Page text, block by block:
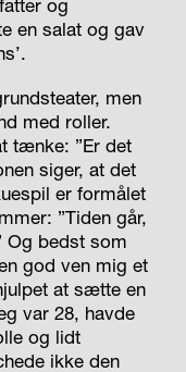
en salat og gav
men
med roller.
tænke: ”Er det
siger, at det
er formålet
”Tiden går,
Og bedst som
god ven mig et
at sætte en
var 28, havde
og lidt
ikke den